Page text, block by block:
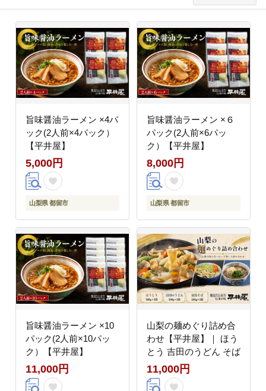
旨味醤油ラーメン ×4パ
ック(2人前×4パック）
【平井屋】
5,000円
山梨県 都留市
旨味醤油ラーメン ×６
パック(2人前×6パッ
ク）【平井屋】
8,000円
山梨県 都留市
旨味醤油ラーメン ×10
パック(2人前×10パッ
ク）【平井屋】
11,000円
山梨の麺めぐり詰め合
わせ【平井屋】｜ ほう
とう 吉田のうどん そば
11,000円